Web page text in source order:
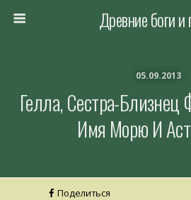
Древние боги и
05.09.2013
Гелла, Сестра-
Имя Морю И
Поделиться